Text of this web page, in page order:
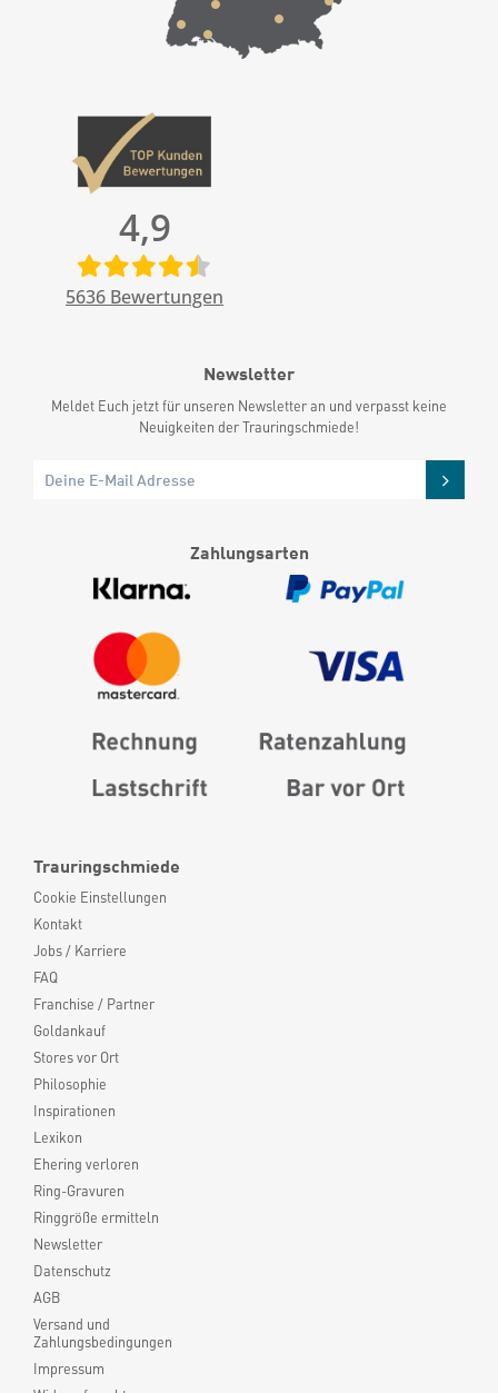
Trauringschmiede
Cookie Einstellungen
Kontakt
Jobs / Karriere
FAQ
Franchise / Partner
Goldankauf
Stores vor Ort
Philosophie
Inspirationen
Lexikon
Ehering verloren
Ring-Gravuren
Ringgröße ermitteln
Newsletter
Datenschutz
AGB
Versand und
Zahlungsbedingungen
Impressum
4,9
5636 Bewertungen
Newsletter
Meldet Euch jetzt für unseren Newsletter an und verpasst keine
Neuigkeiten der Trauringschmiede!
Zahlungsarten